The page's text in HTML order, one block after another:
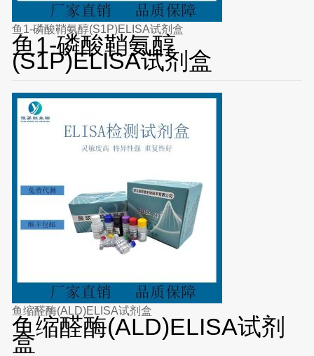
鱼1-磷酸鞘氨醇(S1P)ELISA试剂盒
鱼1-磷酸鞘氨醇
(S1P)ELISA试剂盒
鱼缩醛酶(ALD)ELISA试剂盒
鱼缩醛酶(ALD)ELISA试剂
盒